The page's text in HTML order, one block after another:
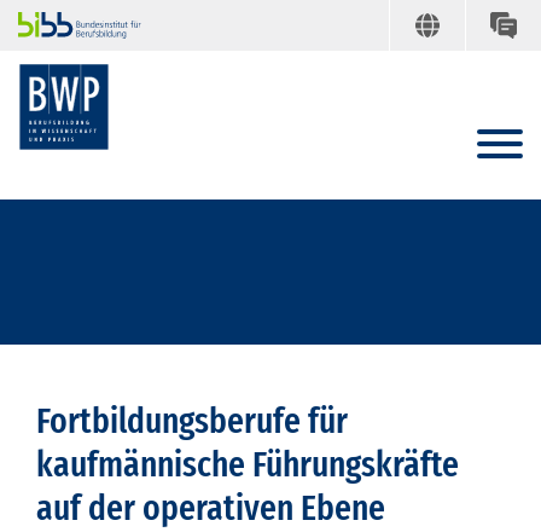
Fortbildungsberufe für
kaufmännische Führungskräfte
auf der operativen Ebene